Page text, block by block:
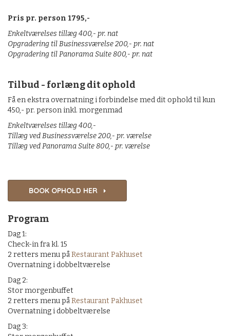
Pris pr. person 1795,-
Enkeltværelses tillæg 400,- pr. nat
Opgradering til Businessværelse 200,- pr. nat
Opgradering til Panorama Suite 800,- pr. nat
Tilbud - forlæng dit ophold
Få en ekstra overnatning i forbindelse med dit ophold til kun
450,- pr. person inkl. morgenmad
Enkeltværelses tillæg 400,-
Tillæg ved Businessværelse 200,- pr. værelse
Tillæg ved Panorama Suite 800,- pr. værelse
BOOK OPHOLD HER
Program
Dag 1:
Check-in fra kl. 15
2 retters menupåRestaurant Pakhuset
Overnatning i dobbeltværelse
Dag 2:
Stor morgenbuffet
2 retters menupåRestaurant Pakhuset
Overnatning i dobbeltværelse
Dag 3: